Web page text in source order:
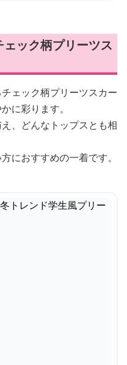
ック柄プリーツス
ェック柄プリーツスカー
に彩ります。
、どんなトップスとも相
におすすめの一着です。